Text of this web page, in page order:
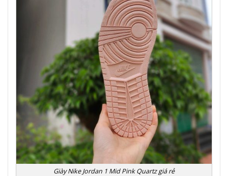
Giày Nike Jordan 1 Mid Pink Quartz giá rẻ